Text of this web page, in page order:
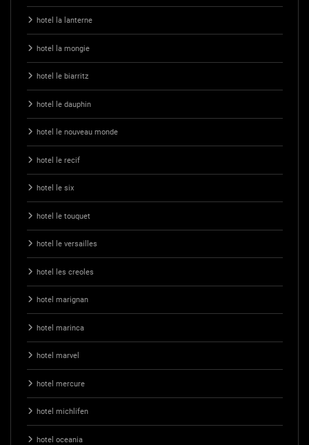
hotel la lanterne
hotel la mongie
hotel le biarritz
hotel le dauphin
hotel le nouveau monde
hotel le recif
hotel le six
hotel le touquet
hotel le versailles
hotel les creoles
hotel marignan
hotel marinca
hotel marvel
hotel mercure
hotel michlifen
hotel oceania